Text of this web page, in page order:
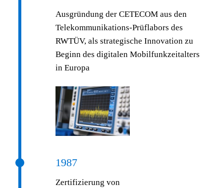
Ausgründung der CETECOM aus den
Telekommunikations-Prüflabors des
RWTÜV, als strategische Innovation zu
Beginn des digitalen Mobilfunkzeitalters
in Europa
1987
Zertifizierung von